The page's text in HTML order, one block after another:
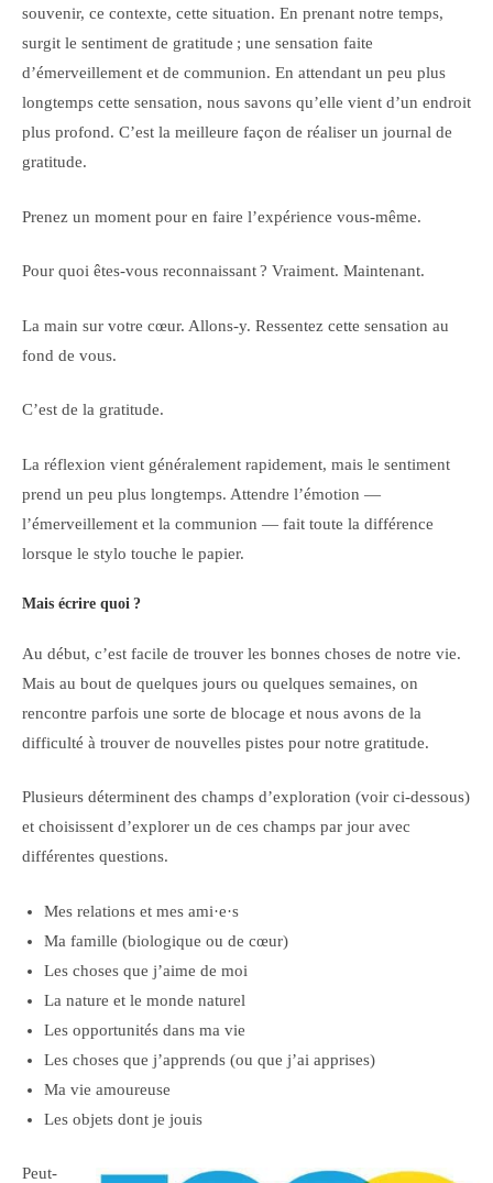
souvenir, ce contexte, cette situation. En prenant notre temps,
surgit le sentiment de gratitude ; une sensation faite
d’émerveillement et de communion. En attendant un peu plus
longtemps cette sensation, nous savons qu’elle vient d’un endroit
plus profond. C’est la meilleure façon de réaliser un journal de
gratitude.
Prenez un moment pour en faire l’expérience vous-même.
Pour quoi êtes-vous reconnaissant ? Vraiment. Maintenant.
La main sur votre cœur. Allons-y. Ressentez cette sensation au
fond de vous.
C’est de la gratitude.
La réflexion vient généralement rapidement, mais le sentiment
prend un peu plus longtemps. Attendre l’émotion —
l’émerveillement et la communion — fait toute la différence
lorsque le stylo touche le papier.
Mais écrire quoi ?
Au début, c’est facile de trouver les bonnes choses de notre vie.
Mais au bout de quelques jours ou quelques semaines, on
rencontre parfois une sorte de blocage et nous avons de la
difficulté à trouver de nouvelles pistes pour notre gratitude.
Plusieurs déterminent des champs d’exploration (voir ci-dessous)
et choisissent d’explorer un de ces champs par jour avec
différentes questions.
Mes relations et mes ami·e·s
Ma famille (biologique ou de cœur)
Les choses que j’aime de moi
La nature et le monde naturel
Les opportunités dans ma vie
Les choses que j’apprends (ou que j’ai apprises)
Ma vie amoureuse
Les objets dont je jouis
Peut-